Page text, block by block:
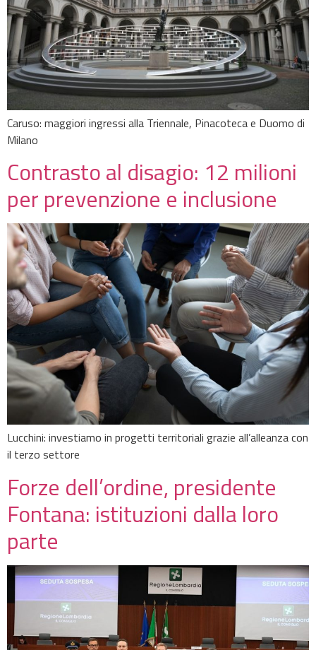
Caruso: maggiori ingressi alla Triennale, Pinacoteca e Duomo di
Milano
Contrasto al disagio: 12 milioni
per prevenzione e inclusione
Lucchini: investiamo in progetti territoriali grazie all’alleanza con
il terzo settore
Forze dell’ordine, presidente
Fontana: istituzioni dalla loro
parte